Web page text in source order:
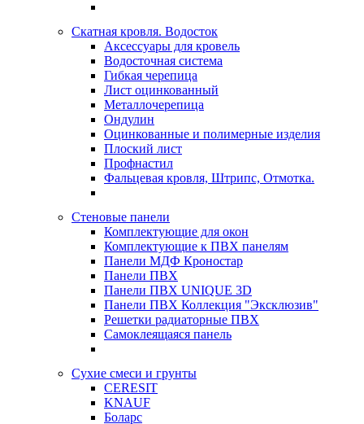
Скатная кровля. Водосток
Аксессуары для кровель
Водосточная система
Гибкая черепица
Лист оцинкованный
Металлочерепица
Ондулин
Оцинкованные и полимерные изделия
Плоский лист
Профнастил
Фальцевая кровля, Штрипс, Отмотка.
Стеновые панели
Комплектующие для окон
Комплектующие к ПВХ панелям
Панели МДФ Кроностар
Панели ПВХ
Панели ПВХ UNIQUE 3D
Панели ПВХ Коллекция "Эксклюзив"
Решетки радиаторные ПВХ
Самоклеящаяся панель
Сухие смеси и грунты
CERESIT
KNAUF
Боларс